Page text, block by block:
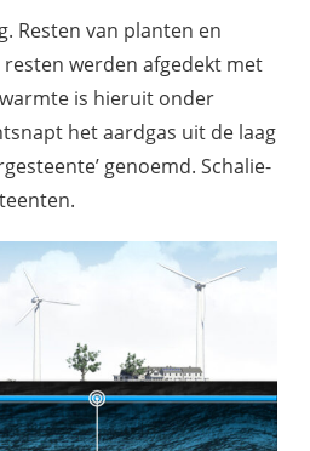
Resten van planten en
werden afgedekt met
is hieruit onder
het aardgas uit de laag
genoemd. Schalie-